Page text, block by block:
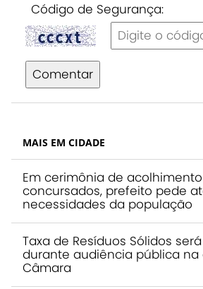
Código de Segurança:
Comentar
MAIS EM CIDADE
Em cerimônia de
concursados, prefeito pede
necessidades da população
Taxa de Resíduos Sólidos
durante audiência pública
Câmara